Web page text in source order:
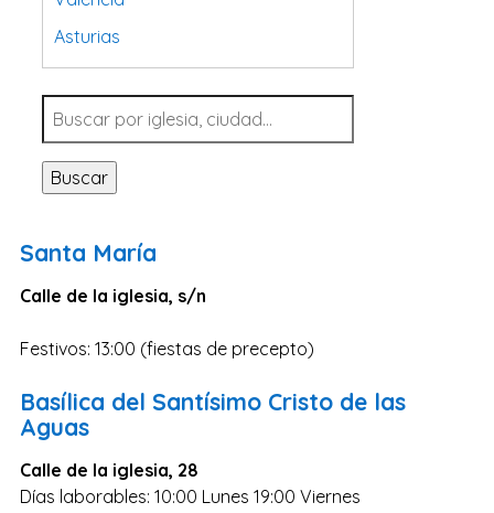
Asturias
Tarragona
Navarra
Valladolid
Sevilla
Santa Cruz de Tenerife
Cantabria
Islas Baleares
Málaga
Toledo
Buscar
Santa María
Calle de la iglesia, s/n
Festivos: 13:00 (fiestas de precepto)
Basílica del Santísimo Cristo de las
Aguas
Calle de la iglesia, 28
Días laborables: 10:00 Lunes 19:00 Viernes